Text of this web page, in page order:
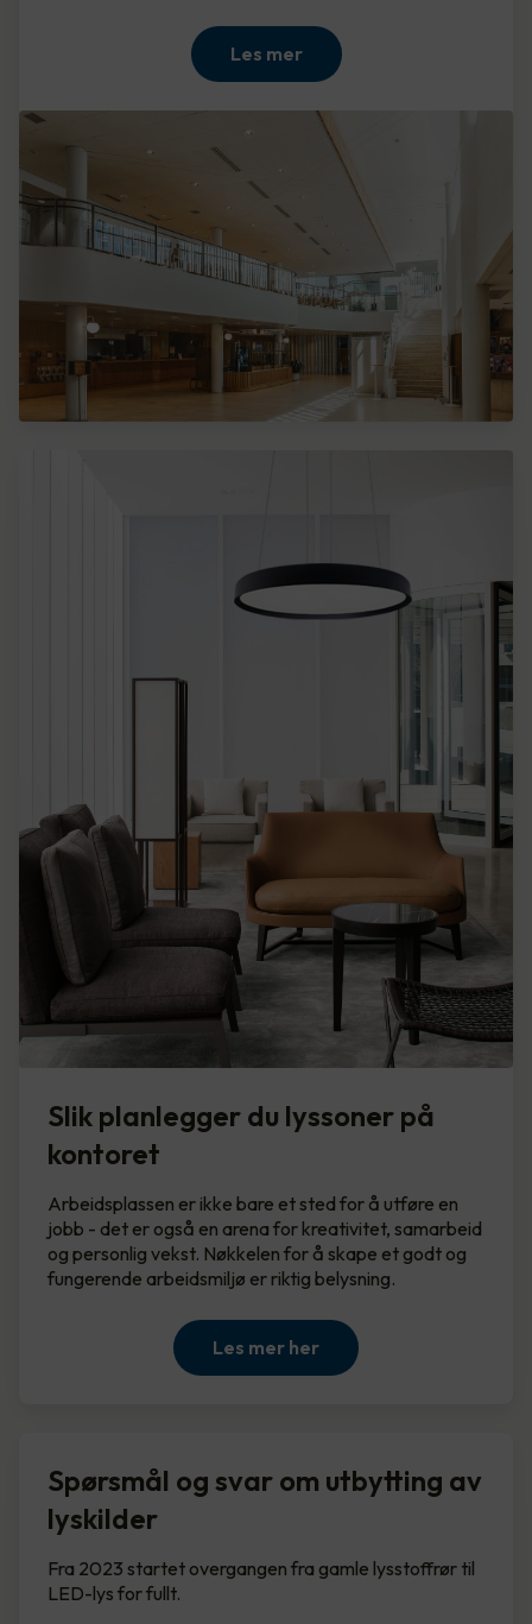
Les mer
Slik planlegger du lyssoner på
kontoret
Arbeidsplassen er ikke bare et sted for å utføre en
jobb - det er også en arena for kreativitet, samarbeid
og personlig vekst. Nøkkelen for å skape et godt og
fungerende arbeidsmiljø er riktig belysning.
Les mer her
Spørsmål og svar om utbytting av
lyskilder
Fra 2023 startet overgangen fra gamle lysstoffrør til
LED-lys for fullt.